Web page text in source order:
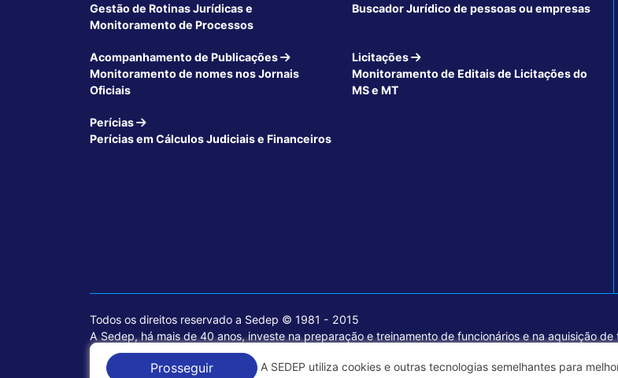
Gestão de Rotinas Jurídicas e
Monitoramento de Processos
Buscador Jurídico de pessoas ou empresas
Acompanhamento de Publicações
Monitoramento de nomes nos Jornais
Oficiais
Licitações
Monitoramento de Editais de Licitações do
MS e MT
Perícias
Perícias em Cálculos Judiciais e Financeiros
Todos os direitos reservado a Sedep © 1981 - 2015
A Sedep, há mais de 40 anos, investe na preparação e treinamento de funcionários e na aquisição
voltados para a área jurídica, que contemplam informações seguras e excelentes soluções
Prosseguir A SEDEP utiliza cookies e outras tecnologias semelhantes para